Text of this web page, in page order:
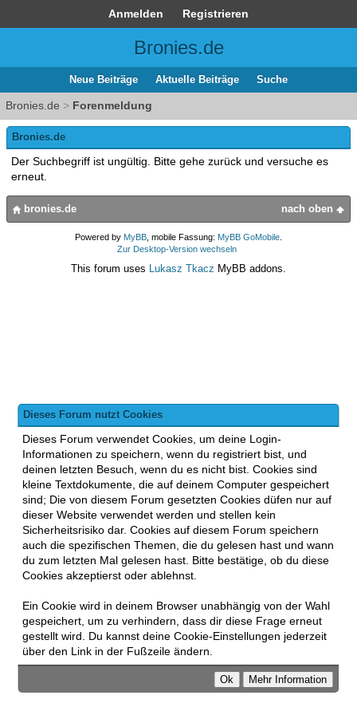
Anmelden Registrieren
Bronies.de
Neue Beiträge Aktuelle Beiträge Suche
Bronies.de > Forenmeldung
Dieses Forum nutzt Cookies
Dieses Forum verwendet Cookies, um deine Login-
Informationen zu speichern, wenn du registriert bist, und
deinen letzten Besuch, wenn du es nicht bist. Cookies sind
kleine Textdokumente, die auf deinem Computer gespeichert
sind; Die von diesem Forum gesetzten Cookies düfen nur auf
dieser Website verwendet werden und stellen kein
Sicherheitsrisiko dar. Cookies auf diesem Forum speichern
auch die spezifischen Themen, die du gelesen hast und wann
du zum letzten Mal gelesen hast. Bitte bestätige, ob du diese
Cookies akzeptierst oder ablehnst.
Ein Cookie wird in deinem Browser unabhängig von der Wahl
gespeichert, um zu verhindern, dass dir diese Frage erneut
gestellt wird. Du kannst deine Cookie-Einstellungen jederzeit
über den Link in der Fußzeile ändern.
Bronies.de
Der Suchbegriff ist ungültig. Bitte gehe zurück und versuche es
erneut.
nach oben
bronies.de
Powered by MyBB , mobile Fassung: MyBB GoMobile
Zur Desktop-Version wechseln
This forum uses Lukasz Tkacz MyBB addons.